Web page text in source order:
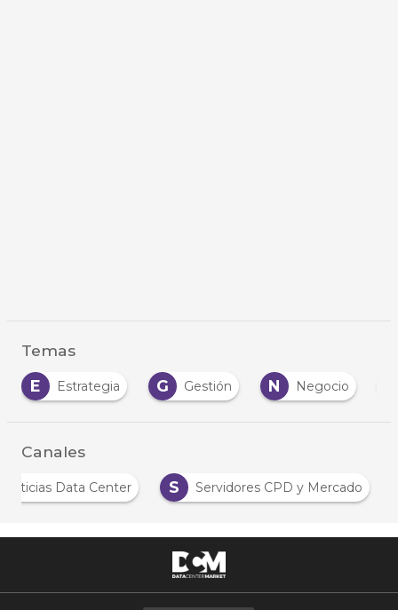
Temas
E
Estrategia G Gestión N Negocio
Canales
Noticias Data Center S Servidores CPD y Mercado